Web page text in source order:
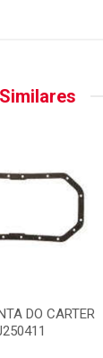
DO CARTER